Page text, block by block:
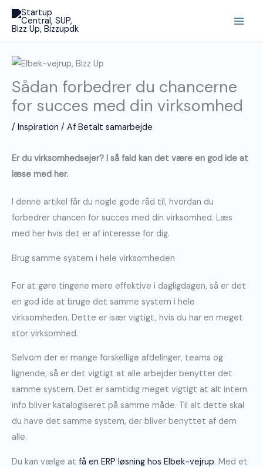
indholdet
Sådan forbedrer du chancerne
for succes med din virksomhed
/ Inspiration / Af Betalt samarbejde
Er du virksomhedsejer? I så fald kan det være en god ide at
læse med her.
I denne artikel får du nogle gode råd til, hvordan du
forbedrer chancen for succes med din virksomhed. Læs
med her hvis det er af interesse for dig.
Brug samme system i hele virksomheden
For at gøre tingene mere effektive i dagligdagen, så er det
en god ide at bruge det samme system i hele
virksomheden. Dette er især vigtigt, hvis du har en meget
stor virksomhed.
Selvom der er mange forskellige afdelinger, teams og
lignende, så er det vigtigt at alle arbejder benytter det
samme system. Det er samtidig meget vigtigt at alt intern
info bliver katalogiseret på samme måde. Til alt dette skal
du have det samme system, der bliver benyttet af dem
alle.
Du kan vælge at få en ERP løsning hos Elbek-vejrup. Med et